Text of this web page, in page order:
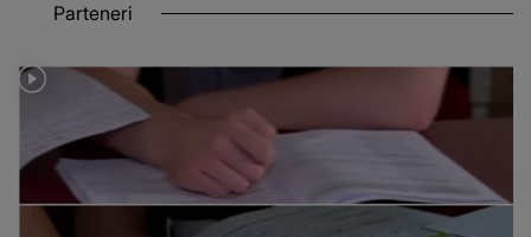
Parteneri